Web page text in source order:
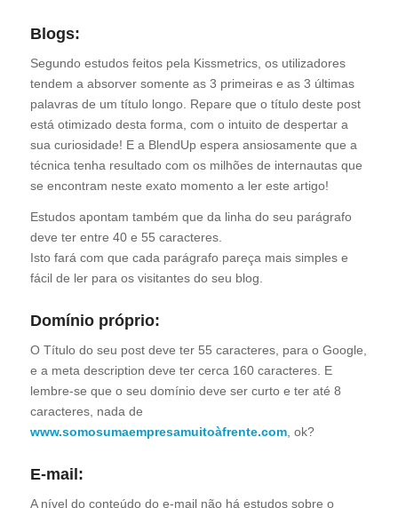
Blogs:
Segundo estudos feitos pela Kissmetrics, os utilizadores
tendem a absorver somente as 3 primeiras e as 3 últimas
palavras de um título longo. Repare que o título deste post
está otimizado desta forma, com o intuito de despertar a
sua curiosidade! E a BlendUp espera ansiosamente que a
técnica tenha resultado com os milhões de internautas que
se encontram neste exato momento a ler este artigo!
Estudos apontam também que da linha do seu parágrafo
deve ter entre 40 e 55 caracteres.
Isto fará com que cada parágrafo pareça mais simples e
fácil de ler para os visitantes do seu blog.
Domínio próprio:
O Título do seu post deve ter 55 caracteres, para o Google,
e a meta description deve ter cerca 160 caracteres. E
lembre-se que o seu domínio deve ser curto e ter até 8
caracteres, nada de
www.somosumaempresamuitoàfrente.com, ok?
E-mail:
A nível do conteúdo do e-mail não há estudos sobre o